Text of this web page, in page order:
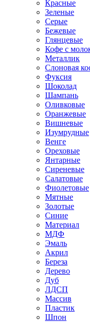
Красные
Зеленые
Серые
Бежевые
Глянцевые
Кофе с
Металлик
Слоновая
Фуксия
Шоколад
Шампань
Оливковые
Оранжевые
Вишневые
Изумрудные
Венге
Ореховые
Янтарные
Сиреневые
Салатовые
Фиолетовые
Мятные
Золотые
Синие
Материал
МДФ
Эмаль
Акрил
Береза
Дерево
Дуб
ЛДСП
Массив
Пластик
Шпон